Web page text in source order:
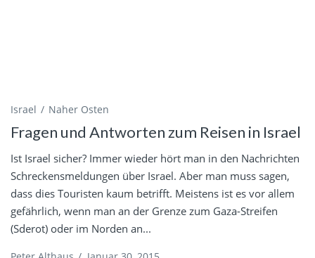
Israel Naher Osten
Fragen und Antworten zum Reisen in Israel
Ist Israel sicher? Immer wieder hört man in den Nachrichten
Schreckensmeldungen über Israel. Aber man muss sagen,
dass dies Touristen kaum betrifft. Meistens ist es vor allem
gefährlich, wenn man an der Grenze zum Gaza-Streifen
(Sderot) oder im Norden an...